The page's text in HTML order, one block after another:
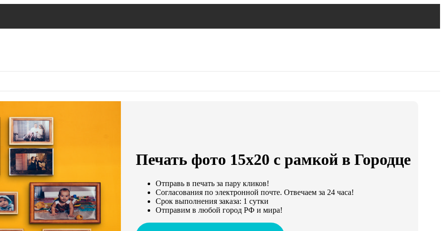
Печать фото 15х20 с рамкой в Городце
Отправь в печать за пару кликов!
Согласования по электронной почте. Отвечаем за 24 часа!
Срок выполнения заказа: 1 сутки
Отправим в любой город РФ и мира!